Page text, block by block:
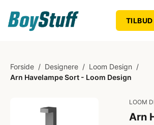
TILBUD
Forside / Designere / Loom Design /
Arn Havelampe Sort - Loom Design
LOOM
Arn